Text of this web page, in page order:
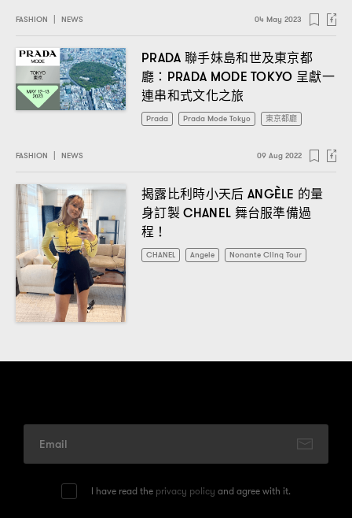
FASHION NEWS 04 May 2023
PRADA 聯手妹島和世及東京都
廳 ：PRADA MODE TOKYO 呈獻一
連串和式文化之旅
Prada Prada Mode Tokyo 東京都廳
FASHION NEWS 09 Aug 2022
揭露比利時小天后 ANGÈLE 的量
身訂製 CHANEL 舞台服準備過
程 ！
CHANEL Angele Nonante Clinq Tour
I have read the privacy policy and agree with it.